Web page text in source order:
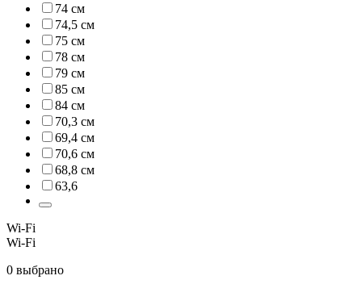
74 см
74,5 см
75 см
78 см
79 см
85 см
84 см
70,3 см
69,4 см
70,6 см
68,8 см
63,6
Wi-Fi
Wi-Fi
0 выбрано